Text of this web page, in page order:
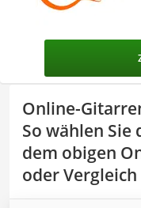
Online-
So wählen
dem obigen
oder Vergleich